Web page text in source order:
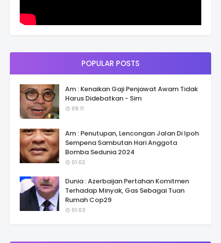
POPULAR POSTS
Am : Kenaikan Gaji Penjawat Awam Tidak
Harus Didebatkan - Sim
09:11
Am : Penutupan, Lencongan Jalan Di Ipoh
Sempena Sambutan Hari Anggota
Bomba Sedunia 2024
01:02
Dunia : Azerbaijan Pertahan Komitmen
Terhadap Minyak, Gas Sebagai Tuan
Rumah Cop29
01:03